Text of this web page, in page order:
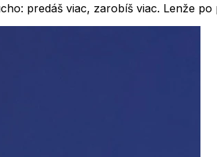
predáš viac, zarobíš viac. Lenže